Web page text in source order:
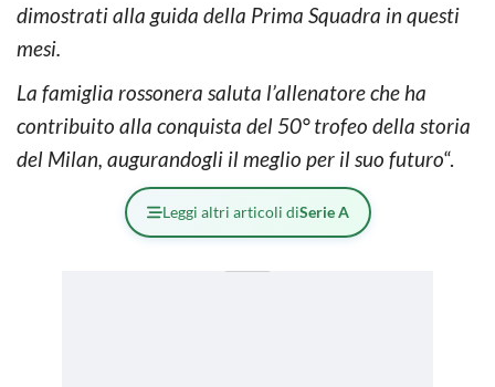
dimostrati alla guida della Prima Squadra in questi
mesi.
La famiglia rossonera saluta l’allenatore che ha
contribuito alla conquista del 50° trofeo della storia
del Milan, augurandogli il meglio per il suo futuro“.
Leggi altri articoli diSerie A